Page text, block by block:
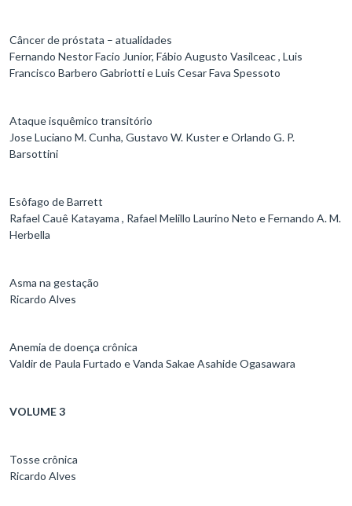
Câncer de próstata – atualidades
Fernando Nestor Facio Junior, Fábio Augusto Vasilceac , Luis
Francisco Barbero Gabriotti e Luis Cesar Fava Spessoto
Ataque isquêmico transitório
Jose Luciano M. Cunha, Gustavo W. Kuster e Orlando G. P.
Barsottini
Esôfago de Barrett
Rafael Cauê Katayama , Rafael Melillo Laurino Neto e Fernando A. M.
Herbella
Asma na gestação
Ricardo Alves
Anemia de doença crônica
Valdir de Paula Furtado e Vanda Sakae Asahide Ogasawara
VOLUME 3
Tosse crônica
Ricardo Alves